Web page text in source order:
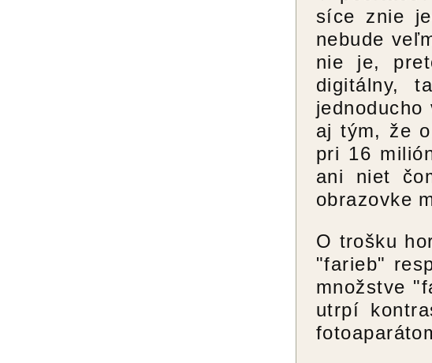
síce znie
nebude
nie je,
digitálny,
aj tým, že
pri 16
ani niet
obrazovke
O trošku
"farieb"
množstve
utrpí